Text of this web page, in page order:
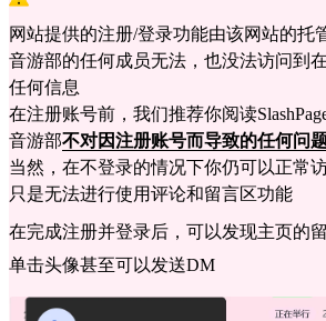
网站提供的注册/登录功能由该网站的托
音游部的任何成员无法，也没法访问到
任何信息
在注册账号前，我们推荐你阅读
音游部不对因注册账号而导致的任何问
当然，在不登录的情况下你仍可以正常
只是无法进行使用评论和留言区功能
在完成注册并登录后，可以发现主页的
单击头像甚至可以发送DM